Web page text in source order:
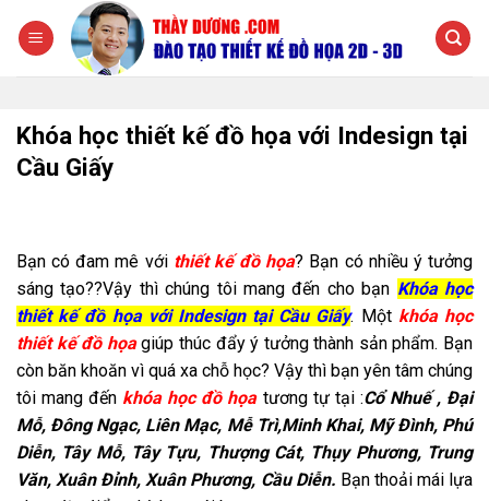
đến
Khóa học thiết kế đồ họa với Indesign tại
Cầu Giấy
Bạn có đam mê với thiết kế đồ họa? Bạn có nhiều ý tưởng
sáng tạo??Vậy thì chúng tôi mang đến cho bạn Khóa học
thiết kế đồ họa với Indesign tại Cầu Giấy. Một khóa học
thiết kế đồ họagiúp thúc đẩy ý tưởng thành sản phẩm. Bạn
còn băn khoăn vì quá xa chỗ học? Vậy thì bạn yên tâm chúng
tôi mang đến khóa học đồ họa tương tự tại :Cổ Nhuế , Đại
Mỗ, Đông Ngạc, Liên Mạc, Mễ Trì,Minh Khai, Mỹ Đình, Phú
Diễn, Tây Mỗ, Tây Tựu, Thượng Cát, Thụy Phương, Trung
Văn, Xuân Đỉnh, Xuân Phương, Cầu Diễn. Bạn thoải mái lựa